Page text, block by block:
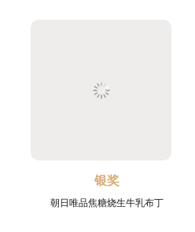
银奖
朝日唯品焦糖烧生牛乳布丁